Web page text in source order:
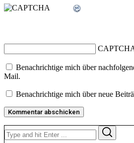
Benachrichtige mich über
Mail.
Benachrichtige mich über neue
Search
for: